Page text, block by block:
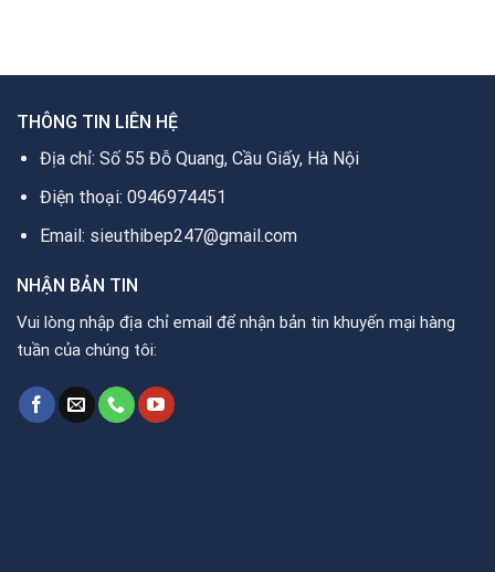
THÔNG TIN LIÊN HỆ
Địa chỉ: Số 55 Đỗ Quang, Cầu Giấy, Hà Nội
Điện thoại: 0946974451
Email: sieuthibep247@gmail.com
NHẬN BẢN TIN
Vui lòng nhập địa chỉ email để nhận bản tin khuyến mại hàng
tuần của chúng tôi: